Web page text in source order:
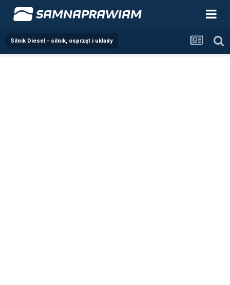
Silnik Diesel - silnik, osprzęt i układy